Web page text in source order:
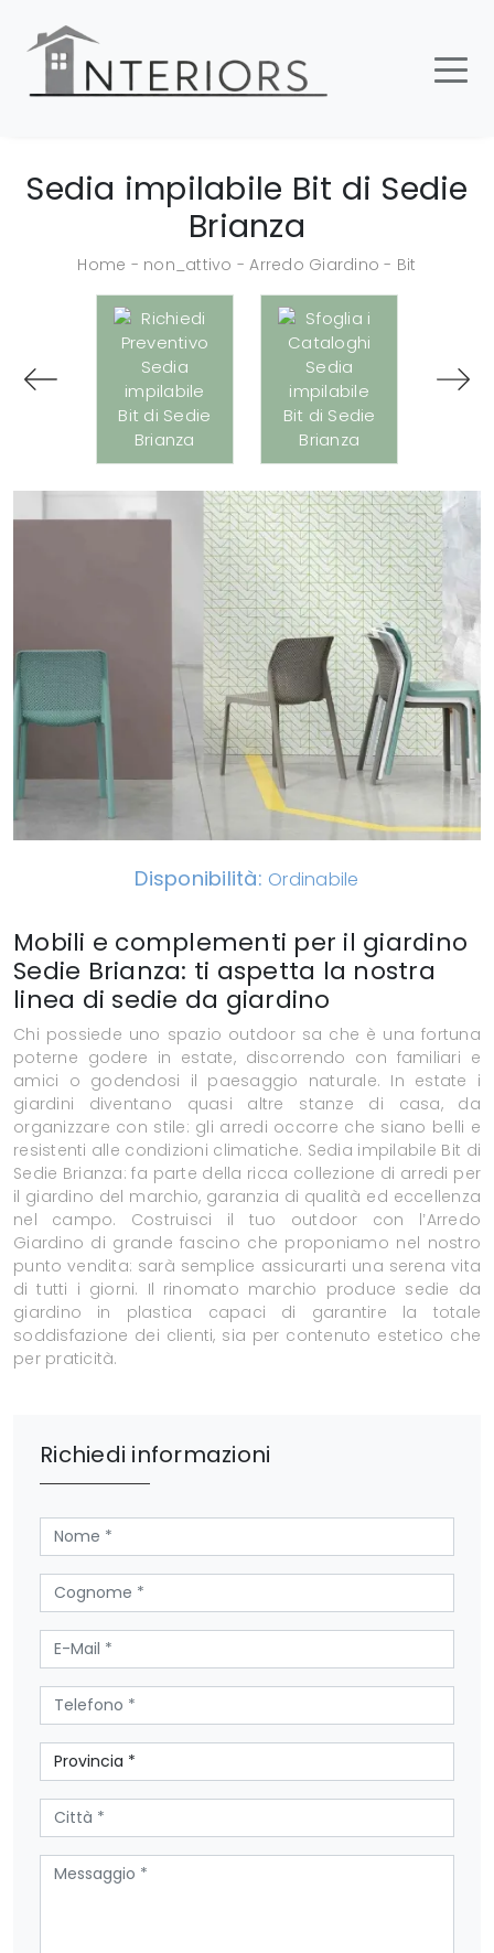
Sedia impilabile Bit di Sedie
Brianza
Home - non_attivo -Arredo Giardino - Bit
Disponibilità: Ordinabile
Mobili e complementi per il giardino
Sedie Brianza: ti aspetta la nostra
linea di sedie da giardino
Chi possiede uno spazio outdoor sa che è una fortuna
poterne godere in estate, discorrendo con familiari e
amici o godendosi il paesaggio naturale. In estate i
giardini diventano quasi altre stanze di casa, da
organizzare con stile: gli arredi occorre che siano belli e
resistenti alle condizioni climatiche. Sedia impilabile Bit di
Sedie Brianza: fa parte della ricca collezione di arredi per
il giardino del marchio, garanzia di qualità ed eccellenza
nel campo. Costruisci il tuo outdoor con l’Arredo
Giardino di grande fascino che proponiamo nel nostro
punto vendita: sarà semplice assicurarti una serena vita
di tutti i giorni. Il rinomato marchio produce sedie da
giardino in plastica capaci di garantire la totale
soddisfazione dei clienti, sia per contenuto estetico che
per praticità.
Richiedi informazioni